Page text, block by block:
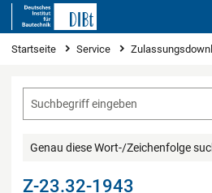
Sie sind hier
Startseite Service
Genau diese Wort-/Zeichenfolge
Z-23.32-1943